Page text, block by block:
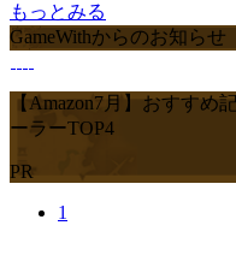
もっとみる
GameWithからのお知らせ
【Amazon7月】おすすめ
ーラーTOP4
PR
1